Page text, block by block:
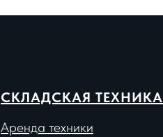
СКЛАДСКАЯ ТЕХНИКА
Аренда техники